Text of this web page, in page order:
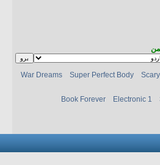
War Dreams Super Perfect Body
Book Forever
Electronic 1